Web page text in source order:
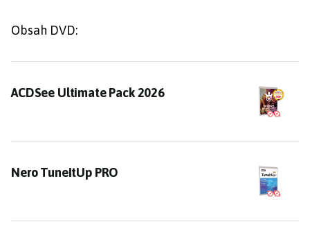
Obsah DVD:
ACDSee Ultimate Pack 2026
ACDSee Ultimate Pack 2026
Nero TuneItUp PRO
Nero TuneItUp PRO